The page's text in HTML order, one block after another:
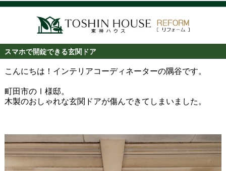
スマホで開錠できる玄関ドア
こんにちは！インテリアコーディネーターの隅谷です。
町田市のⅠ様邸。
木製のおしゃれな玄関ドアが傷んできてしまいました。